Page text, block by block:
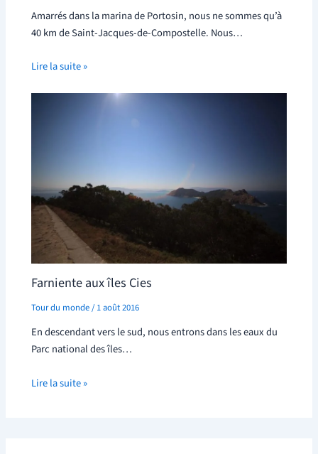
Amarrés dans la marina de Portosin, nous ne sommes qu’à
40 km de Saint-Jacques-de-Compostelle. Nous…
Lire la suite »
Farniente aux îles Cies
Tour du monde/1 août 2016
En descendant vers le sud, nous entrons dans les eaux du
Parc national des îles…
Lire la suite »